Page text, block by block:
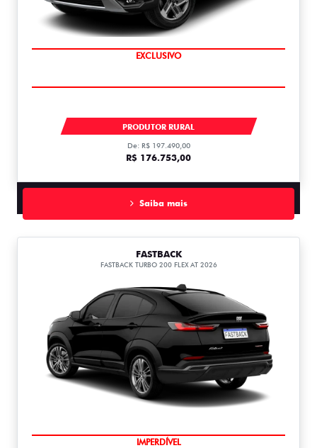
COMPLETO
EXCLUSIVO
PRODUTOR RURAL
De: R$ 197.490,00
R$ 176.753,00
Saiba mais
FASTBACK
FASTBACK TURBO 200 FLEX AT 2026
IMPERDÍVEL